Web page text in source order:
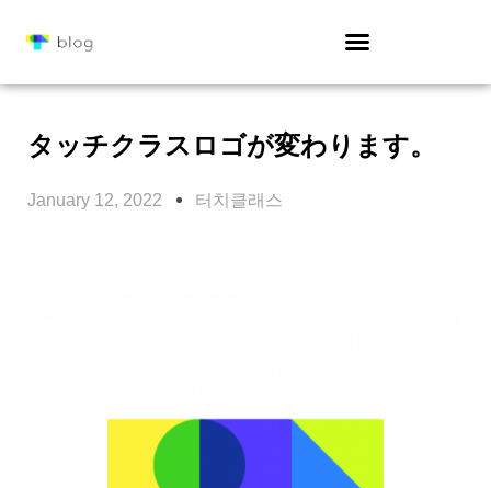
タッチクラスロゴが変わります。
January 12, 2022 터치클래스